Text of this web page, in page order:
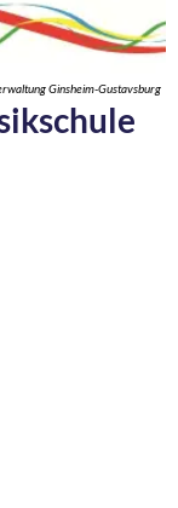
Ginsheim-Gustavsburg